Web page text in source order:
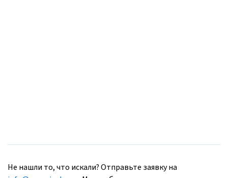
Не нашли то, что искали? Отправьте заявку на